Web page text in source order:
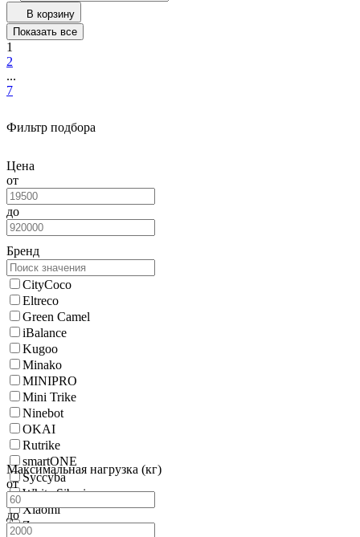
В корзину
Показать все
1
2
...
7
Фильтр подбора
Цена
от
до
Бренд
CityCoco
Eltreco
Green Camel
iBalance
Kugoo
Minako
MINIPRO
Mini Trike
Ninebot
OKAI
Rutrike
smartONE
Syccyba
White Siberia
Xiaomi
Zappy
Максимальная нагрузка (кг)
от
до